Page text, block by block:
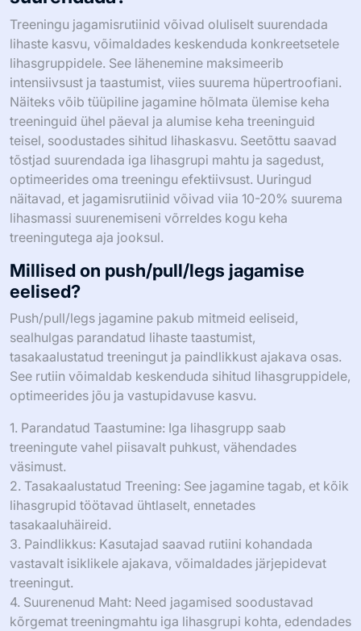
Treeningu jagamisrutiinid võivad oluliselt suurendada
lihaste kasvu, võimaldades keskenduda konkreetsetele
lihasgruppidele. See lähenemine maksimeerib
intensiivsust ja taastumist, viies suurema hüpertroofiani.
Näiteks võib tüüpiline jagamine hõlmata ülemise keha
treeninguid ühel päeval ja alumise keha treeninguid
teisel, soodustades sihitud lihaskasvu. Seetõttu saavad
tõstjad suurendada iga lihasgrupi mahtu ja sagedust,
optimeerides oma treeningu efektiivsust. Uuringud
näitavad, et jagamisrutiinid võivad viia 10-20% suurema
lihasmassi suurenemiseni võrreldes kogu keha
treeningutega aja jooksul.
Millised on push/pull/legs jagamise
eelised?
Push/pull/legs jagamine pakub mitmeid eeliseid,
sealhulgas parandatud lihaste taastumist,
tasakaalustatud treeningut ja paindlikkust ajakava osas.
See rutiin võimaldab keskenduda sihitud lihasgruppidele,
optimeerides jõu ja vastupidavuse kasvu.
1. Parandatud Taastumine: Iga lihasgrupp saab
treeningute vahel piisavalt puhkust, vähendades
väsimust.
2. Tasakaalustatud Treening: See jagamine tagab, et kõik
lihasgrupid töötavad ühtlaselt, ennetades
tasakaaluhäireid.
3. Paindlikkus: Kasutajad saavad rutiini kohandada
vastavalt isiklikele ajakava, võimaldades järjepidevat
treeningut.
4. Suurenenud Maht: Need jagamised soodustavad
kõrgemat treeningmahtu iga lihasgrupi kohta, edendades